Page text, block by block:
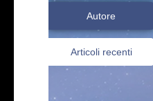
Autore
Articoli recenti